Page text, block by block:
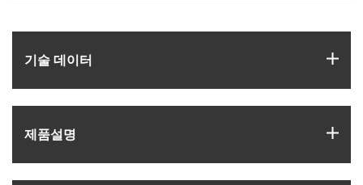
기술 데이터
제품­설명